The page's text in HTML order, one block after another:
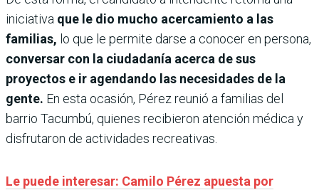
iniciativa que le dio mucho acercamiento a las
familias, lo que le permite darse a conocer en persona,
conversar con la ciudadanía acerca de sus
proyectos e ir agendando las necesidades de la
gente. En esta ocasión, Pérez reunió a familias del
barrio Tacumbú, quienes recibieron atención médica y
disfrutaron de actividades recreativas.
Le puede interesar: Camilo Pérez apuesta por